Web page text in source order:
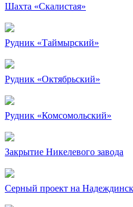
Шахта «Скалистая»
Рудник «Таймырский»
Рудник «Октябрьский»
Рудник «Комсомольский»
Закрытие Никелевого завода
Серный проект на